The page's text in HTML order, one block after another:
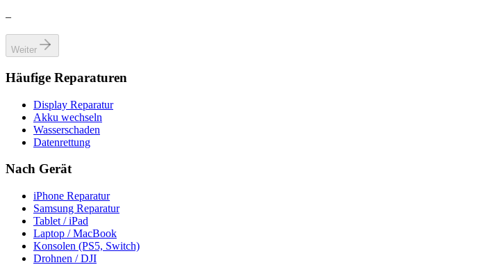
–
Weiter
Häufige Reparaturen
Display Reparatur
Akku wechseln
Wasserschaden
Datenrettung
Nach Gerät
iPhone Reparatur
Samsung Reparatur
Tablet / iPad
Laptop / MacBook
Konsolen (PS5, Switch)
Drohnen / DJI